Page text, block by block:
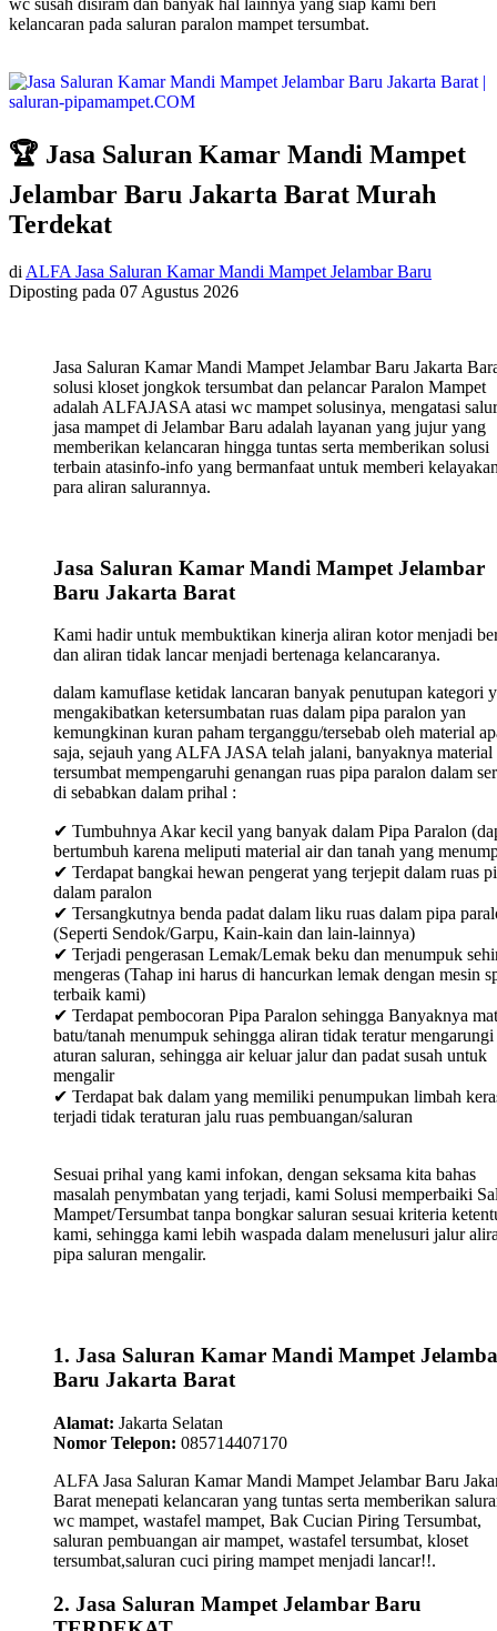
wc susah disiram dan banyak hal lainnya yang siap kami beri
kelancaran pada saluran paralon mampet tersumbat.
🏆 Jasa Saluran Kamar Mandi Mampet
Jelambar Baru Jakarta Barat Murah
Terdekat
di ALFA Jasa Saluran Kamar Mandi Mampet Jelambar Baru
Diposting pada 07 Agustus 2026
Jasa Saluran Kamar Mandi Mampet Jelambar Baru Jakarta
solusi kloset jongkok tersumbat dan pelancar Paralon Mampet
adalah ALFAJASA atasi wc mampet solusinya, mengatasi
jasa mampet di Jelambar Baru adalah layanan yang jujur yang
memberikan kelancaran hingga tuntas serta memberikan solusi
terbain atasinfo-info yang bermanfaat untuk memberi
para aliran salurannya.
Jasa Saluran Kamar Mandi Mampet Jelambar
Baru Jakarta Barat
Kami hadir untuk membuktikan kinerja aliran kotor menjadi
dan aliran tidak lancar menjadi bertenaga kelancaranya.
dalam kamuflase ketidak lancaran banyak penutupan kategori
mengakibatkan ketersumbatan ruas dalam pipa paralon yan
kemungkinan kuran paham terganggu/tersebab oleh material
saja, sejauh yang ALFA JASA telah jalani, banyaknya material
tersumbat mempengaruhi genangan ruas pipa paralon dalam
di sebabkan dalam prihal :
✔ Tumbuhnya Akar kecil yang banyak dalam Pipa Paralon
bertumbuh karena meliputi material air dan tanah yang
✔ Terdapat bangkai hewan pengerat yang terjepit dalam ruas
dalam paralon
✔ Tersangkutnya benda padat dalam liku ruas dalam pipa
(Seperti Sendok/Garpu, Kain-kain dan lain-lainnya)
✔ Terjadi pengerasan Lemak/Lemak beku dan menumpuk
mengeras (Tahap ini harus di hancurkan lemak dengan mesin
terbaik kami)
✔ Terdapat pembocoran Pipa Paralon sehingga Banyaknya
batu/tanah menumpuk sehingga aliran tidak teratur mengarungi
aturan saluran, sehingga air keluar jalur dan padat susah untuk
mengalir
✔ Terdapat bak dalam yang memiliki penumpukan limbah
terjadi tidak teraturan jalu ruas pembuangan/saluran
Sesuai prihal yang kami infokan, dengan seksama kita bahas
masalah penymbatan yang terjadi, kami Solusi memperbaiki
Mampet/Tersumbat tanpa bongkar saluran sesuai kriteria
kami, sehingga kami lebih waspada dalam menelusuri jalur
pipa saluran mengalir.
1. Jasa Saluran Kamar Mandi Mampet
Baru Jakarta Barat
Alamat: Jakarta Selatan
Nomor Telepon: 085714407170
ALFA Jasa Saluran Kamar Mandi Mampet Jelambar Baru
Barat menepati kelancaran yang tuntas serta memberikan
wc mampet, wastafel mampet, Bak Cucian Piring Tersumbat,
saluran pembuangan air mampet, wastafel tersumbat, kloset
tersumbat,saluran cuci piring mampet menjadi lancar!!.
2. Jasa Saluran Mampet Jelambar Baru